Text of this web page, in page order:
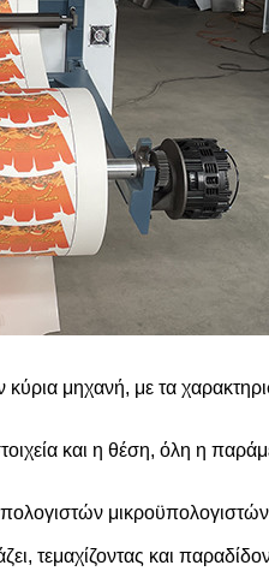
κύρια μηχανή, με τα
και η θέση, όλη η
τεμαχίζοντας και